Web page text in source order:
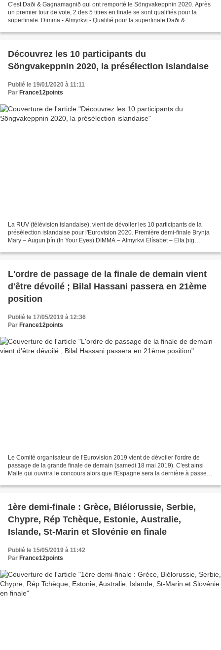
C'est Daði & Gagnamagnið qui ont remporté le Söngvakeppnin 2020. Après
un premier tour de vote, 2 des 5 titres en finale se sont qualifiés pour la
superfinale. Dimma - Almyrkvi - Qualifié pour la superfinale Daði &
Découvrez les 10 participants du
Söngvakeppnin 2020, la présélection islandaise
Publié le 19/01/2020 à 11:11
Par France12points
La RUV (télévision islandaise), vient de dévoiler les 10 participants de la
présélection islandaise pour l'Eurovision 2020. Première demi-finale Brynja
Mary – Augun þín (In Your Eyes) DIMMA – Almyrkvi Elísabet – Elta þig
L'ordre de passage de la finale de demain vient
d'être dévoilé ; Bilal Hassani passera en 21ème
position
Publié le 17/05/2019 à 12:36
Par France12points
Le Comité organisateur de l'Eurovision 2019 vient de dévoiler l'ordre de
passage de la grande finale de demain (samedi 18 mai 2019). C'est ainsi
Malte qui ouvrira le concours alors que l'Espagne sera la dernière à passer.
1ère demi-finale : Grèce, Biélorussie, Serbie,
Chypre, Rép Tchèque, Estonie, Australie,
Islande, St-Marin et Slovénie en finale
Publié le 15/05/2019 à 11:42
Par France12points